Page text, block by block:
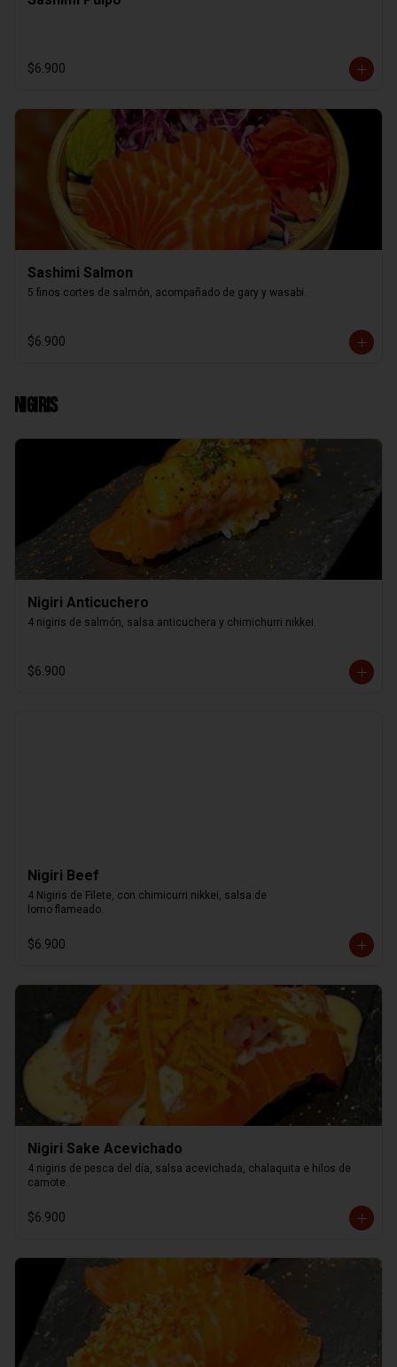
$6.900
Sashimi Salmon
5 finos cortes de salmón, acompañado de gary y wasabi.
$6.900
Nigiris
Nigiri Anticuchero
4 nigiris de salmón, salsa anticuchera y chimichurri nikkei.
$6.900
Nigiri Beef
4 Nigiris de Filete, con chimicurri nikkei, salsa de
lomo flameado.
$6.900
Nigiri Sake Acevichado
4 nigiris de pesca del día, salsa acevichada, chalaquita e hilos de
camote.
$6.900